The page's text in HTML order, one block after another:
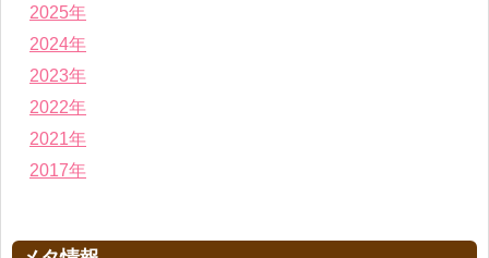
2025年
2024年
2023年
2022年
2021年
2017年